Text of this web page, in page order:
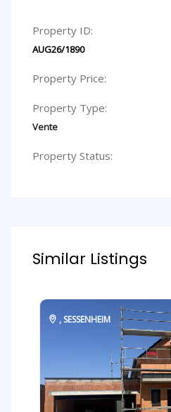
Property ID:
AUG26/1890
Property Price:
Property Type:
Vente
Property Status:
Similar Listings
, SESSENHEIM